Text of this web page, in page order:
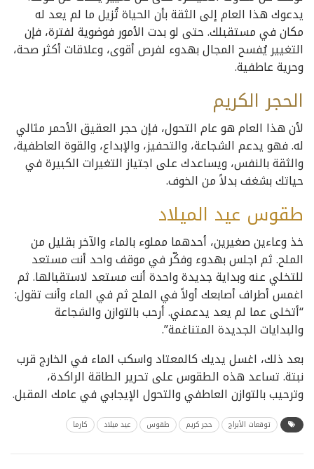
يدعوك هذا العام إلى الثقة بأن الحياة تُزيل ما لم يعد له
مكان في مستقبلك. حتى لو بدت الأمور فوضوية لفترة، فإن
التغيير يُفسح المجال بهدوء لفرص أقوى، وعلاقات أكثر صحة،
وحرية عاطفية.
الحجر الكريم
لأن هذا العام هو عام التحول، فإن حجر العقيق الأحمر مثالي
له. فهو يدعم الشجاعة، والتحفيز، والإبداع، والقوة العاطفية،
والثقة بالنفس، ويساعدك على اجتياز التغيرات الكبيرة في
حياتك بشغف بدلاً من الخوف.
طقوس عيد الميلاد
خذ وعاءين صغيرين، أحدهما مملوء بالماء والآخر بقليل من
الملح. ثم اجلس بهدوء وفكّر في موقف واحد أنت مستعد
للتخلي عنه وبداية جديدة واحدة أنت مستعد لاستقبالها. ثم
اغمس أطراف أصابعك أولاً في الملح ثم في الماء وأنت تقول:
“أتخلى عما لم يعد يدعمني. أرحب بالتوازن والشجاعة
والبدايات الجديدة المتناغمة”.
بعد ذلك، اغسل يديك كالمعتاد واسكب الماء في الخارج قرب
نبتة. تساعد هذه الطقوس على تحرير الطاقة الراكدة،
وترحيب بالتوازن العاطفي والتحول الإيجابي في عامك المقبل.
توقعات الأبراج حجر كريم طقوس عيد ميلاد كارما